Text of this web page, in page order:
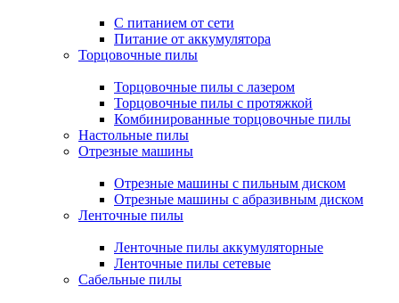
С питанием от сети
Питание от аккумулятора
Торцовочные пилы
Торцовочные пилы с лазером
Торцовочные пилы с протяжкой
Комбинированные торцовочные пилы
Настольные пилы
Отрезные машины
Отрезные машины с пильным диском
Отрезные машины с абразивным диском
Ленточные пилы
Ленточные пилы аккумуляторные
Ленточные пилы сетевые
Сабельные пилы